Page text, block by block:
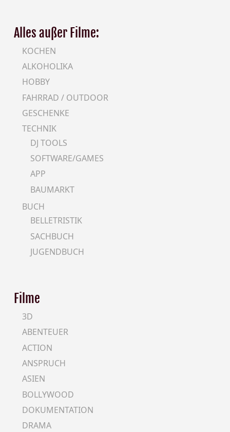
Alles außer Filme:
KOCHEN
ALKOHOLIKA
HOBBY
FAHRRAD / OUTDOOR
GESCHENKE
TECHNIK
DJ TOOLS
SOFTWARE/GAMES
APP
BAUMARKT
BUCH
BELLETRISTIK
SACHBUCH
JUGENDBUCH
Filme
3D
ABENTEUER
ACTION
ANSPRUCH
ASIEN
BOLLYWOOD
DOKUMENTATION
DRAMA